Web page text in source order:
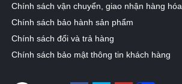
Chính sách vận chuyển, giao nhận hàng hóa
Chính sách bảo hành sản phẩm
Chính sách đổi và trả hàng
Chính sách bảo mật thông tin khách hàng